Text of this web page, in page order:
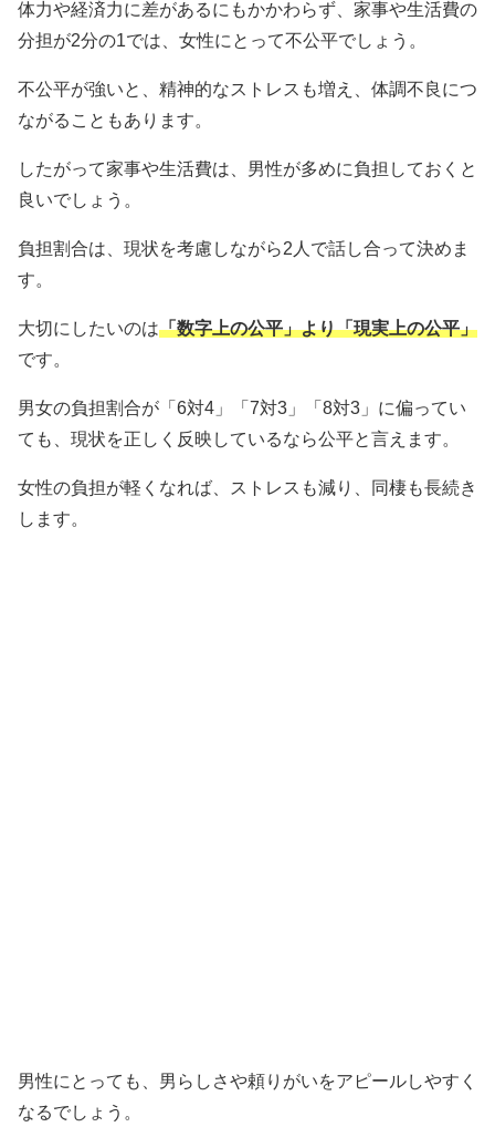
体力や経済力に差があるにもかかわらず、家事や生活費の
分担が2分の1では、女性にとって不公平でしょう。
不公平が強いと、精神的なストレスも増え、体調不良につ
ながることもあります。
したがって家事や生活費は、男性が多めに負担しておくと
良いでしょう。
負担割合は、現状を考慮しながら2人で話し合って決めま
す。
大切にしたいのは「数字上の公平」より「現実上の公平」
です。
男女の負担割合が「6対4」「7対3」「8対3」に偏ってい
ても、現状を正しく反映しているなら公平と言えます。
女性の負担が軽くなれば、ストレスも減り、同棲も長続き
します。
男性にとっても、男らしさや頼りがいをアピールしやすく
なるでしょう。